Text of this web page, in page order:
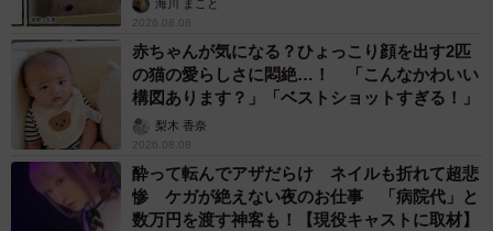
海川 まこと
2026.08.08
赤ちゃんが気になる？ひょっこり顔を出す2匹
の猫の愛らしさに悶絶…！ 「こんなかわいい
構図あります？」「ベストショットすぎる！」
梨木 香奈
2026.08.08
酔って転んでアザだらけ ネイルも折れて超悲
惨 ケガが絶えない夜のお仕事 「病院代」と
数万円を渡す神客も！【現役キャストに取材】